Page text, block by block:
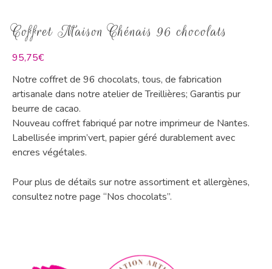
Coffret Maison Chénais 96 chocolats
95,75€
Notre coffret de 96 chocolats, tous, de fabrication
artisanale dans notre atelier de Treillières; Garantis pur
beurre de cacao.
Nouveau coffret fabriqué par notre imprimeur de Nantes.
Labellisée imprim’vert, papier géré durablement avec
encres végétales.
Pour plus de détails sur notre assortiment et allergènes,
consultez notre page “Nos chocolats”.